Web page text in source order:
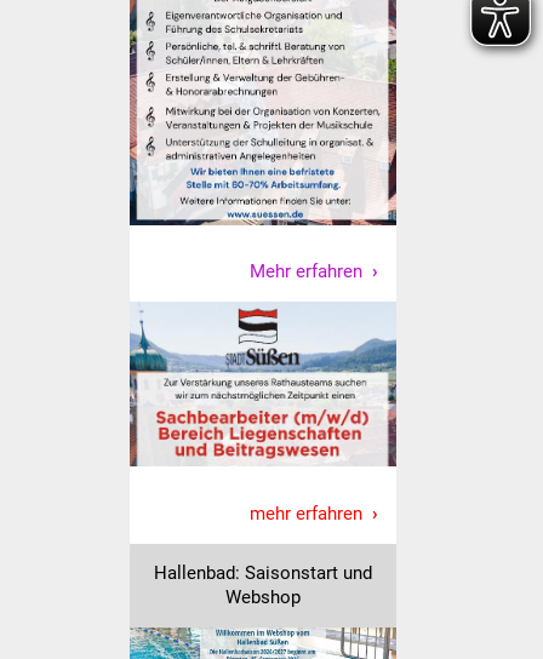
Ausschreibung
Beschränkte
Ausschreibung
Freihändige Vergabe
Gewerbeverzeichnis
Gewerbe - Selbsteintrag
Mehr erfahren
mehr erfahren
Hallenbad: Saisonstart und
Webshop